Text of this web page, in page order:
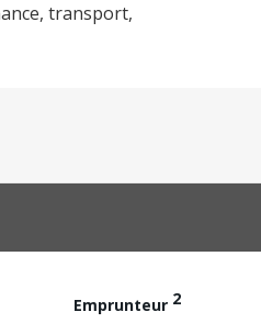
transport,
Emprunteur 2